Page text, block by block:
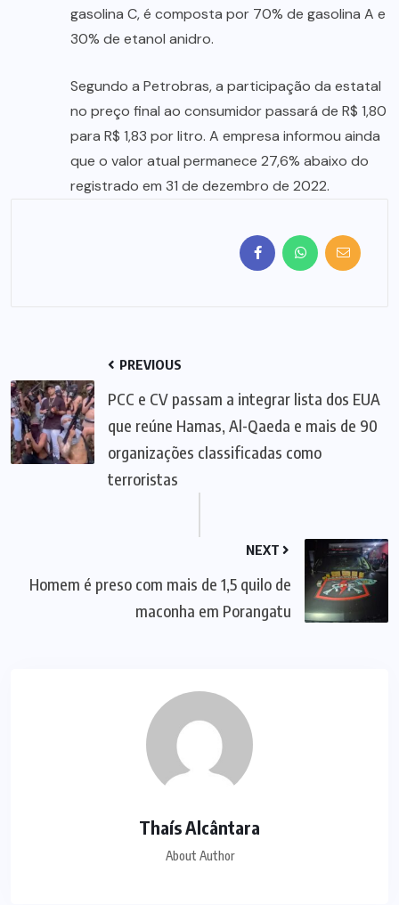
gasolina C, é composta por 70% de gasolina A e
30% de etanol anidro.
Segundo a Petrobras, a participação da estatal
no preço final ao consumidor passará de R$ 1,80
para R$ 1,83 por litro. A empresa informou ainda
que o valor atual permanece 27,6% abaixo do
registrado em 31 de dezembro de 2022.
PREVIOUS
PCC e CV passam a integrar lista dos EUA
que reúne Hamas, Al-Qaeda e mais de 90
organizações classificadas como
terroristas
NEXT
Homem é preso com mais de 1,5 quilo de
maconha em Porangatu
Thaís Alcântara
About Author